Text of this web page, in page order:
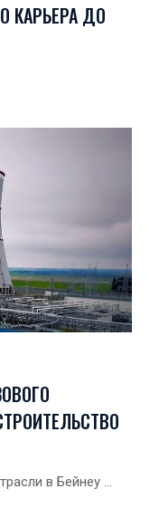
КАРЬЕРА ДО
в Бейнеу ...